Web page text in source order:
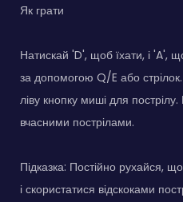
Як грати
Натискай 'D', щоб їхати, і 'A',
за допомогою Q/E або
ліву кнопку миші для
вчасними пострілами.
Підказка: Постійно рухайся,
і скористатися відскоками